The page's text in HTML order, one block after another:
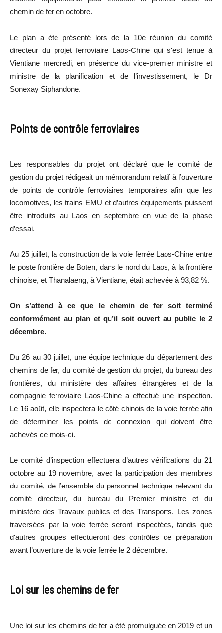
chemin de fer en octobre.
Le plan a été présenté lors de la 10e réunion du comité
directeur du projet ferroviaire Laos-Chine qui s’est tenue à
Vientiane mercredi, en présence du vice-premier ministre et
ministre de la planification et de l’investissement, le Dr
Sonexay Siphandone.
Points de contrôle ferroviaires
Les responsables du projet ont déclaré que le comité de
gestion du projet rédigeait un mémorandum relatif à l’ouverture
de points de contrôle ferroviaires temporaires afin que les
locomotives, les trains EMU et d’autres équipements puissent
être introduits au Laos en septembre en vue de la phase
d’essai.
Au 25 juillet, la construction de la voie ferrée Laos-Chine entre
le poste frontière de Boten, dans le nord du Laos, à la frontière
chinoise, et Thanalaeng, à Vientiane, était achevée à 93,82 %.
On s’attend à ce que le chemin de fer soit terminé
conformément au plan et qu’il soit ouvert au public le 2
décembre.
Du 26 au 30 juillet, une équipe technique du département des
chemins de fer, du comité de gestion du projet, du bureau des
frontières, du ministère des affaires étrangères et de la
compagnie ferroviaire Laos-Chine a effectué une inspection.
Le 16 août, elle inspectera le côté chinois de la voie ferrée afin
de déterminer les points de connexion qui doivent être
achevés ce mois-ci.
Le comité d’inspection effectuera d’autres vérifications du 21
octobre au 19 novembre, avec la participation des membres
du comité, de l’ensemble du personnel technique relevant du
comité directeur, du bureau du Premier ministre et du
ministère des Travaux publics et des Transports. Les zones
traversées par la voie ferrée seront inspectées, tandis que
d’autres groupes effectueront des contrôles de préparation
avant l’ouverture de la voie ferrée le 2 décembre.
Loi sur les chemins de fer
Une loi sur les chemins de fer a été promulguée en 2019 et un